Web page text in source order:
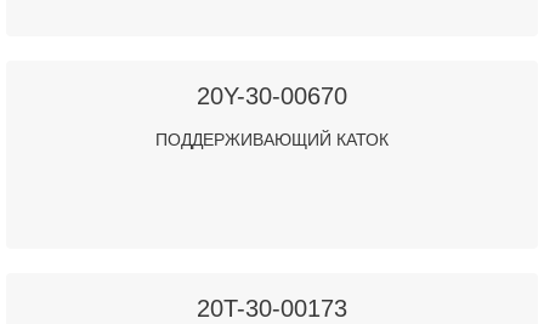
20Y-30-00670
ПОДДЕРЖИВАЮЩИЙ КАТОК
20T-30-00173